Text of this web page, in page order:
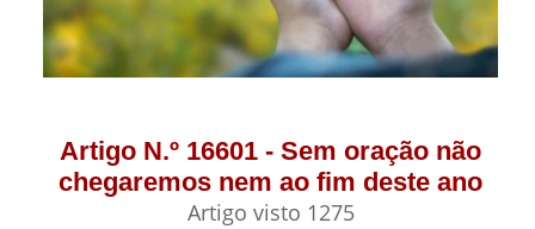
Artigo N.º 16601 - Sem oração não
chegaremos nem ao fim deste ano
Artigo visto 1275